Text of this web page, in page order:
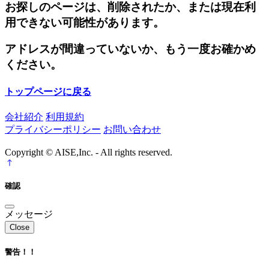
お探しのページは、削除されたか、または現在利
用できない可能性があります。
アドレスが間違っていないか、もう一度お確かめ
ください。
トップページに戻る
会社紹介 利用規約
プライバシーポリシー お問い合わせ
Copyright © AISE,Inc. - All rights reserved.
確認
メッセージ
Close
警告！！